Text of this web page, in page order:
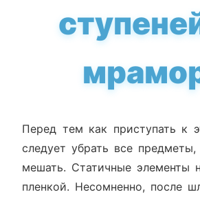
Перед тем как приступать к
следует убрать все
мешать. Статичные элементы
пленкой. Несомненно, после